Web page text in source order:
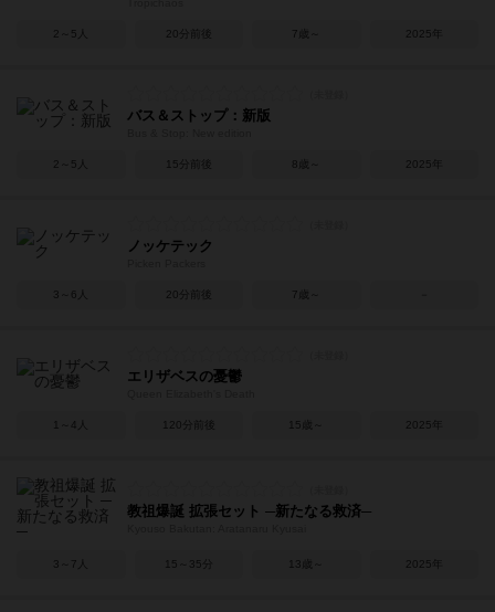
2～5人 20分前後 7歳～ 2025年
バス＆ストップ：新版
2～5人 15分前後 8歳～ 2025年
ノッケテック
3～6人 20分前後 7歳～
エリザベスの憂鬱
1～4人 120分前後 15歳～ 2025年
教祖爆誕 拡張セット ─新たなる救済─
3～7人 15～35分 13歳～ 2025年